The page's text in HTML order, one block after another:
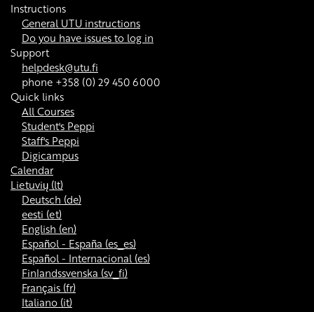
Instructions
General UTU instructions
Do you have issues to log in
Support
helpdesk@utu.fi
phone +358 (0) 29 450 6000
Quick links
All Courses
Student's Peppi
Staff's Peppi
Digicampus
Calendar
Lietuvių ‎(lt)‎
Deutsch ‎(de)‎
eesti ‎(et)‎
English ‎(en)‎
Español - España ‎(es_es)‎
Español - Internacional ‎(es)‎
Finlandssvenska ‎(sv_fi)‎
Français ‎(fr)‎
Italiano ‎(it)‎